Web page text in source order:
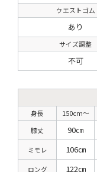
ウエストゴム
あり
サイズ調整
不可
身長 150cm〜
膝丈
90㎝
ミモレ 106㎝
ロング 122㎝